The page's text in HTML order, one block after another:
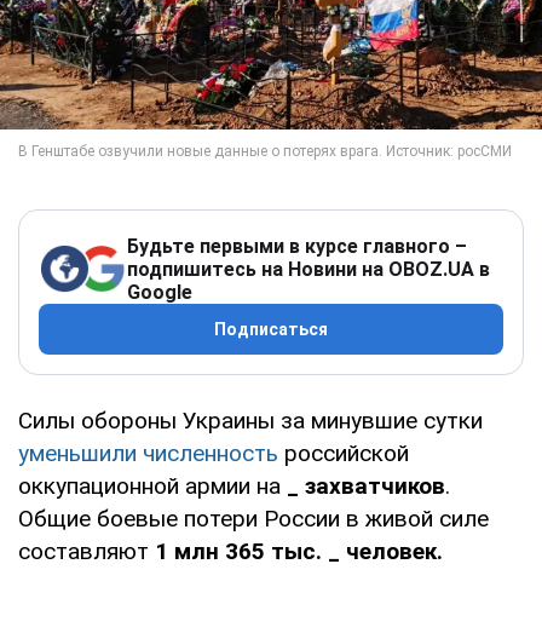
Будьте первыми в курсе главного –
подпишитесь на Новини на OBOZ.UA в
Google
Подписаться
Силы обороны Украины за минувшие сутки
уменьшили численность российской
оккупационной армии на _ захватчиков.
Общие боевые потери России в живой силе
составляют 1 млн 365 тыс. _ человек.